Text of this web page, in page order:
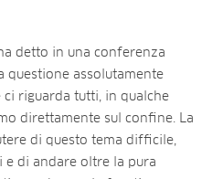
detto in una conferenza
questione assolutamente
riguarda tutti, in qualche
direttamente sul confine. La
di questo tema difficile,
e di andare oltre la pura